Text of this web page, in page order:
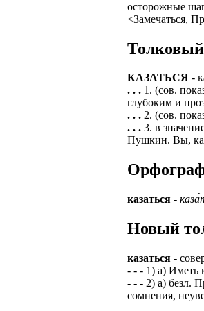
осторожные
<Замечаться,
КАЗАТЬСЯ -
. . . 1. (сов.
глубоким и
. . . 2. (сов.
. . . 3. в
Пушкин. Вы,
казаться -
Новый
казаться -
- - - 1) а) Иметь
- - - 2) а) безл.
сомнения,